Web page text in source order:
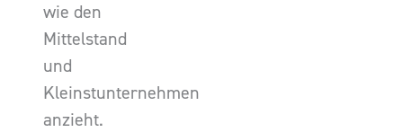
wie den
Mittelstand
und
Kleinstunternehmen
anzieht.